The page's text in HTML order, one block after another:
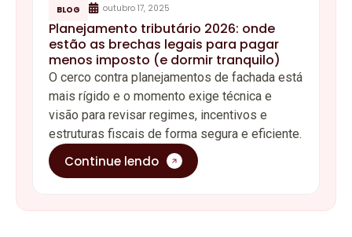
BLOG outubro 17, 2025
Planejamento tributário 2026: onde
estão as brechas legais para pagar
menos imposto (e dormir tranquilo)
O cerco contra planejamentos de fachada está
mais rígido e o momento exige técnica e
visão para revisar regimes, incentivos e
estruturas fiscais de forma segura e eficiente.
Continue lendo